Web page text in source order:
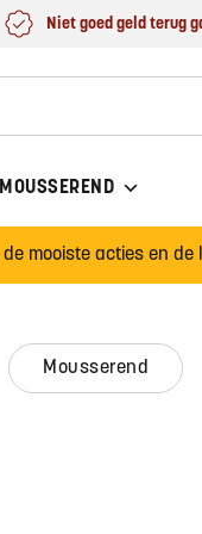
Niet goed geld terug
MOUSSEREND
mooiste acties en
mousserend